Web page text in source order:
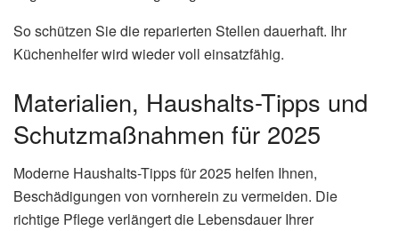
So schützen Sie die reparierten Stellen dauerhaft. Ihr
Küchenhelfer wird wieder voll einsatzfähig.
Materialien, Haushalts-Tipps und
Schutzmaßnahmen für 2025
Moderne Haushalts-Tipps für 2025 helfen Ihnen,
Beschädigungen von vornherein zu vermeiden. Die
richtige Pflege verlängert die Lebensdauer Ihrer